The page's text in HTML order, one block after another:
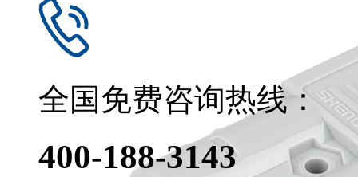
全国免费咨询热线：
400-188-3143